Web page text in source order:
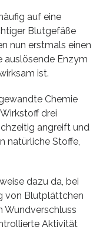
auf eine
Blutgefäße
nun erstmals einen
Enzym
ist.
Chemie
drei
angreift und
natürliche Stoffe,
dazu da, bei
von Blutplättchen
Wundverschluss
Aktivität